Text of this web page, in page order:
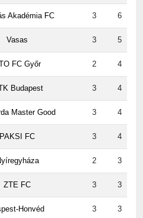
Vasas 3 5
FC Győr 2 4
Budapest 3 4
Master Good 3 4
PAKSI FC 3 4
Nyíregyháza 2 3
ZTE FC 3 3
Honvéd 3 3
TC 2 1